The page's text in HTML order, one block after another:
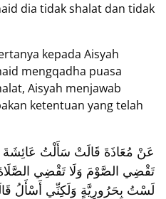
dia tidak shalat dan tidak
kepada Aisyah
mengqadha puasa
Aisyah menjawab
ketentuan yang telah
عَنْ مُعَاذَةَ قَالَتْ سَأَلْتُ عَائِشَةَ
تَقْضِي الصَّوْمَ وَلَا تَقْضِي
لَسْتُ بِحَرُورِيَّةٍ وَلَكِنِّي أَسْأَلُ